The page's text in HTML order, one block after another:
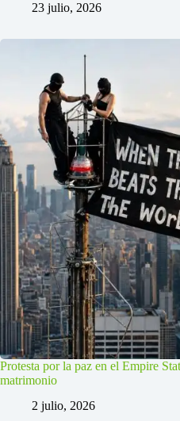
23 julio, 2026
Protesta por la paz en el Empire
matrimonio
2 julio, 2026